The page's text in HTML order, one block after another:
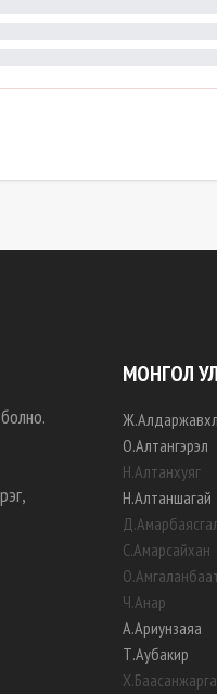
МОНГОЛ
Ж.
О.Алтангэрэл
Н.Алтанхуяг
Н.Алтаншагай
Д.
С.Амарсайхан
О.
Ч.Анар
А.Ариунзаяа
Т.Аубакир
Х.